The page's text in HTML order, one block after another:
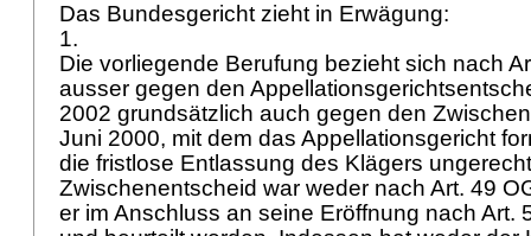
Das Bundesgericht zieht in Erwägung:
1.
Die vorliegende Berufung bezieht sich nach
ausser gegen den
2002 grundsätzlich auch gegen den
Juni 2000, mit dem das Appellationsgericht
die fristlose Entlassung des Klägers
Zwischenentscheid war weder nach Art. 49
er im Anschluss an seine Eröffnung nach Art.